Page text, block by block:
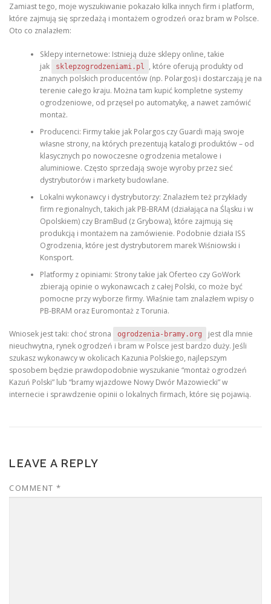
Zamiast tego, moje wyszukiwanie pokazało kilka innych firm i platform,
które zajmują się sprzedażą i montażem ogrodzeń oraz bram w Polsce.
Oto co znalazłem:
Sklepy internetowe: Istnieją duże sklepy online, takie
jak
sklepzogrodzeniami.pl
, które oferują produkty od
znanych polskich producentów (np. Polargos) i dostarczają je na
terenie całego kraju. Można tam kupić kompletne systemy
ogrodzeniowe, od przęseł po automatykę, a nawet zamówić
montaż.
Producenci: Firmy takie jak Polargos czy Guardi mają swoje
własne strony, na których prezentują katalogi produktów – od
klasycznych po nowoczesne ogrodzenia metalowe i
aluminiowe. Często sprzedają swoje wyroby przez sieć
dystrybutorów i markety budowlane.
Lokalni wykonawcy i dystrybutorzy: Znalazłem też przykłady
firm regionalnych, takich jak PB-BRAM (działająca na Śląsku i w
Opolskiem) czy BramBud (z Grybowa), które zajmują się
produkcją i montażem na zamówienie. Podobnie działa ISS
Ogrodzenia, które jest dystrybutorem marek Wiśniowski i
Konsport.
Platformy z opiniami: Strony takie jak Oferteo czy GoWork
zbierają opinie o wykonawcach z całej Polski, co może być
pomocne przy wyborze firmy. Właśnie tam znalazłem wpisy o
PB-BRAM oraz Euromontaż z Torunia.
Wniosek jest taki: choć strona ogrodzenia-bramy.org
jest dla mnie
nieuchwytna, rynek ogrodzeń i bram w Polsce jest bardzo duży. Jeśli
szukasz wykonawcy w okolicach Kazunia Polskiego, najlepszym
sposobem będzie prawdopodobnie wyszukanie “montaż ogrodzeń
Kazuń Polski” lub “bramy wjazdowe Nowy Dwór Mazowiecki” w
internecie i sprawdzenie opinii o lokalnych firmach, które się pojawią.
LEAVE A REPLY
COMMENT *